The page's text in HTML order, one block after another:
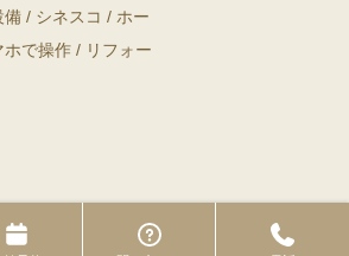
備 / シネスコ / ホー
ホで操作 / リフォー